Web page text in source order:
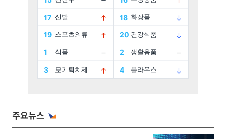
주요뉴스